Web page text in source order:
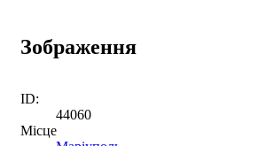
Зображення
ID:
44060
Місце